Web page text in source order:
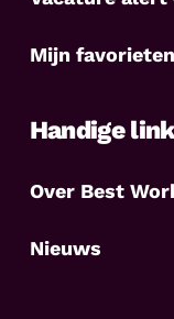
Mijn favorieten
Handige
Over Best
Nieuws